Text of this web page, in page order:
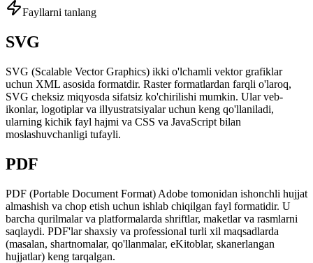
Fayllarni tanlang
SVG
SVG (Scalable Vector Graphics) ikki o'lchamli vektor grafiklar
uchun XML asosida formatdir. Raster formatlardan farqli o'laroq,
SVG cheksiz miqyosda sifatsiz ko'chirilishi mumkin. Ular veb-
ikonlar, logotiplar va illyustratsiyalar uchun keng qo'llaniladi,
ularning kichik fayl hajmi va CSS va JavaScript bilan
moslashuvchanligi tufayli.
PDF
PDF (Portable Document Format) Adobe tomonidan ishonchli hujjat
almashish va chop etish uchun ishlab chiqilgan fayl formatidir. U
barcha qurilmalar va platformalarda shriftlar, maketlar va rasmlarni
saqlaydi. PDF'lar shaxsiy va professional turli xil maqsadlarda
(masalan, shartnomalar, qo'llanmalar, eKitoblar, skanerlangan
hujjatlar) keng tarqalgan.